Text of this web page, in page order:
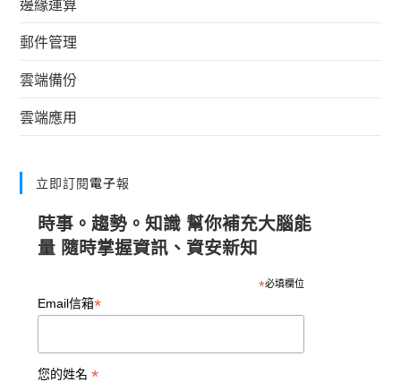
郵件管理
雲端備份
雲端應用
立即訂閱電子報
時事。趨勢。知識 幫你補充大腦能
量 隨時掌握資訊、資安新知
*必填欄位
Email信箱*
您的姓名*